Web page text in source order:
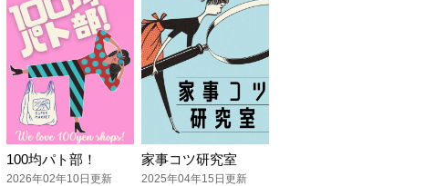
100均パト部！
2026年02年10日更新
家事コツ研究室
2025年04年15日更新